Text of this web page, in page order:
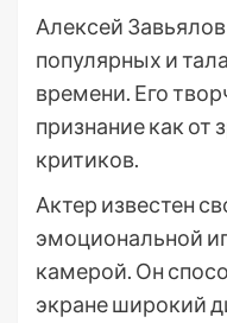
Алексей
популярных и
времени. Его
признание как от
критиков.
Актер известен
эмоциональной
камерой. Он
экране широкий